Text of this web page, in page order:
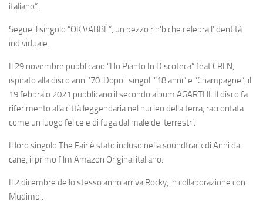
italiano”.
Segue il singolo “OK VABBÈ”, un pezzo r’n’b che celebra l’identità
individuale.
Il 29 novembre pubblicano “Ho Pianto In Discoteca” feat CRLN,
ispirato alla disco anni ’70. Dopo i singoli “18 anni” e “Champagne”, il
19 febbraio 2021 pubblicano il secondo album AGARTHI. Il disco fa
riferimento alla città leggendaria nel nucleo della terra, raccontata
come un luogo felice e di fuga dal male dei terrestri.
Il loro singolo The Fair è stato incluso nella soundtrack di Anni da
cane, il primo film Amazon Original italiano.
Il 2 dicembre dello stesso anno arriva Rocky, in collaborazione con
Mudimbi.